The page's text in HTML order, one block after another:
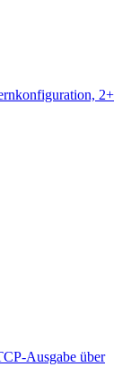
2+
Ausgabe über